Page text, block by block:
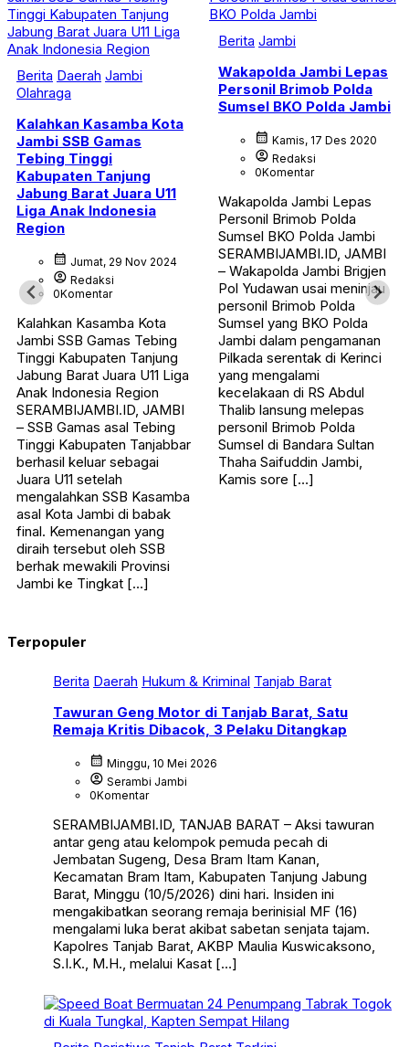
Berita Daerah Jambi
Olahraga
Kalahkan Kasamba Kota
Jambi SSB Gamas
Tebing Tinggi
Kabupaten Tanjung
Jabung Barat Juara U11
Liga Anak Indonesia
Region
calendar_month Jumat, 29 Nov 2024
account_circle Redaksi
0Komentar
Kalahkan Kasamba Kota
Jambi SSB Gamas Tebing
Tinggi Kabupaten Tanjung
Jabung Barat Juara U11 Liga
Anak Indonesia Region
SERAMBIJAMBI.ID, JAMBI
– SSB Gamas asal Tebing
Tinggi Kabupaten Tanjabbar
berhasil keluar sebagai
Juara U11 setelah
mengalahkan SSB Kasamba
asal Kota Jambi di babak
final. Kemenangan yang
diraih tersebut oleh SSB
berhak mewakili Provinsi
Jambi ke Tingkat […]
Berita Jambi
Wakapolda Jambi Lepas
Personil Brimob Polda
Sumsel BKO Polda Jambi
calendar_month Kamis, 17 Des 2020
account_circle Redaksi
0Komentar
Wakapolda Jambi Lepas
Personil Brimob Polda
Sumsel BKO Polda Jambi
SERAMBIJAMBI.ID, JAMBI
– Wakapolda Jambi Brigjen
Pol Yudawan usai meninjau
personil Brimob Polda
Sumsel yang BKO Polda
Jambi dalam pengamanan
Pilkada serentak di Kerinci
yang mengalami
kecelakaan di RS Abdul
Thalib lansung melepas
personil Brimob Polda
Sumsel di Bandara Sultan
Thaha Saifuddin Jambi,
Kamis sore […]
Terpopuler
Berita Daerah Hukum & Kriminal Tanjab Barat
Tawuran Geng Motor di Tanjab Barat, Satu
Remaja Kritis Dibacok, 3 Pelaku Ditangkap
calendar_month Minggu, 10 Mei 2026
account_circle Serambi Jambi
0Komentar
SERAMBIJAMBI.ID, TANJAB BARAT – Aksi tawuran
antar geng atau kelompok pemuda pecah di
Jembatan Sugeng, Desa Bram Itam Kanan,
Kecamatan Bram Itam, Kabupaten Tanjung Jabung
Barat, Minggu (10/5/2026) dini hari. Insiden ini
mengakibatkan seorang remaja berinisial MF (16)
mengalami luka berat akibat sabetan senjata tajam.
Kapolres Tanjab Barat, AKBP Maulia Kuswicaksono,
S.I.K., M.H., melalui Kasat […]